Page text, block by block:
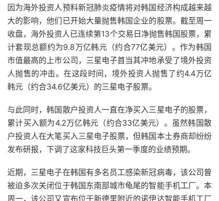
因为海外投资人预料新冠肺炎疫情将对韩国经济构成越来越
大的影响，他们已开始大量抛售韩国企业的股票。截至周一
收盘，海外投资人已连续第13个交易日净抛售韩国股票，累
计套现总额约为9.8万亿韩元（约合77亿美元）。作为韩国
市值最高的上市公司，三星电子首当其冲地承受了境外投资
人抛售的冲击。在这段时间，境外投资人抛售了约4.4万亿
韩元（约合34.6亿美元）的三星电子股票。
与此同时，韩国散户投资人一直在净买入三星电子的股票，
累计买入额为4.2万亿韩元（约合33亿美元）。虽然韩国散
户投资人在大笔买入三星电子股票，但韩国本土券商却纷纷
发布研报，下调了这家科技巨头第一季度的业绩预期。
近期，三星电子在韩国有多名员工感染新冠病毒，该公司曾
被迫多次关闭位于韩国东南部城市龟尾的智能手机工厂。本
周一，该公司又宣布位于新德里附近的诺伊达智能手机工厂